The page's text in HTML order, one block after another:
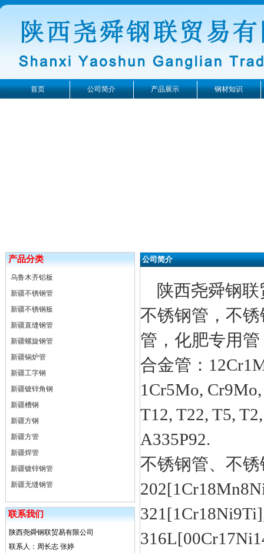
首页 公司简介 产品展示 钢材知识
产品分类
乌鲁木齐铝板
新疆不锈钢管
新疆不锈钢板
新疆直缝钢管
新疆螺旋钢管
新疆锅炉管
新疆工字钢
新疆镀锌角钢
新疆槽钢
新疆方钢
新疆方管
新疆焊管
新疆镀锌钢管
新疆无缝钢管
联系我们
陕西尧舜钢联贸易有限公司
联系人：周长志 张婷
公司简介
陕西尧舜钢联
不锈钢管，不
管，化肥专用管
合金管：
1Cr5Mo, Cr9Mo,
T12, T22, T5,
A335P92.
不锈钢管、不